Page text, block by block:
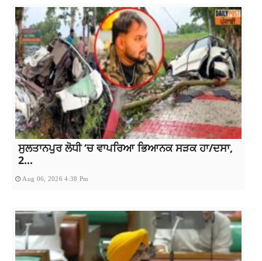
ਸੁਲਤਾਨਪੁਰ ਲੋਧੀ ‘ਚ ਵਾਪਰਿਆ ਭਿਆਨਕ ਸੜਕ ਹਾ/ਦਸਾ,
2...
Aug 06, 2026 4:38 Pm